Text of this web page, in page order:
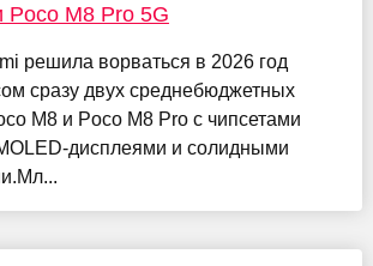
Poco M8 Pro 5G
решила ворваться в 2026 год
сразу двух среднебюджетных
M8 и Poco M8 Pro с чипсетами
дисплеями и солидными